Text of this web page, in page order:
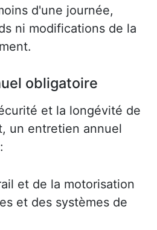
d'une journée,
ni modifications de la
obligatoire
et la longévité de
un entretien annuel
et de la motorisation
et des systèmes de